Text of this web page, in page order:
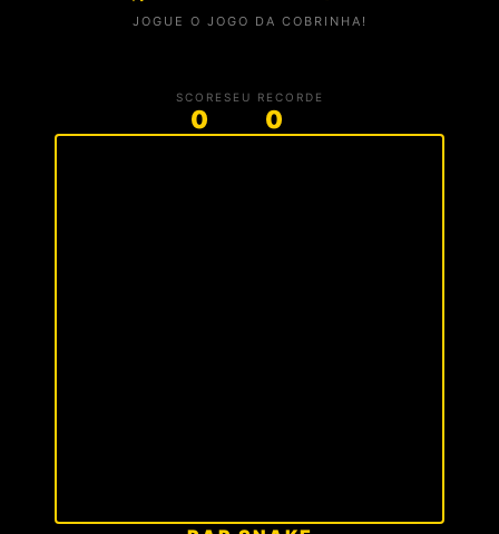
JOGUE O JOGO DA COBRINHA!
SCORE
0
SEU RECORDE
0